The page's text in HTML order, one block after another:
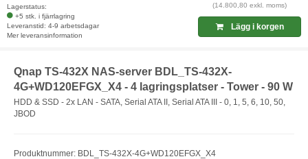
Lagerstatus:
+5 stk. i fjärrlagring
Leveranstid: 4-9 arbetsdagar
Mer leveransinformation
(14.800,80 exkl. moms)
Lägg i korgen
Qnap TS-432X NAS-server BDL_TS-432X-
4G+WD120EFGX_X4 - 4 lagringsplatser - Tower - 90 W
HDD & SSD - 2x LAN - SATA, Serial ATA II, Serial ATA III - 0, 1, 5, 6, 10, 50,
JBOD
Produktnummer: BDL_TS-432X-4G+WD120EFGX_X4